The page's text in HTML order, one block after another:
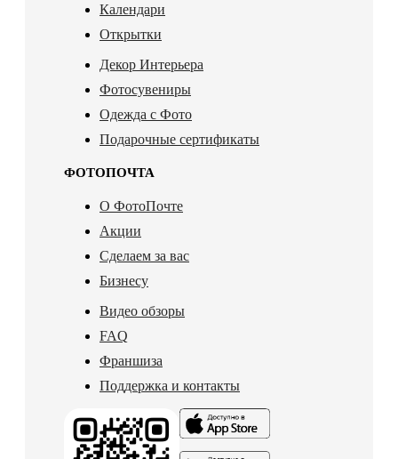
Календари
Открытки
Декор Интерьера
Фотосувениры
Одежда с Фото
Подарочные сертификаты
ФОТОПОЧТА
О ФотоПочте
Акции
Сделаем за вас
Бизнесу
Видео обзоры
FAQ
Франшиза
Поддержка и контакты